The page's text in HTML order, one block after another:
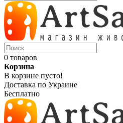
0 товаров
Корзина
В корзине пусто!
Доставка по Украине
Бесплатно